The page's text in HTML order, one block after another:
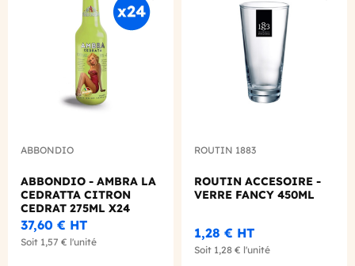
Add to wishlist
ABBONDIO
ABBONDIO - AMBRA LA
CEDRATTA CITRON
CEDRAT 275ML X24
37,60 € HT
Soit 1,57 € l'unité
ROUTIN 1883
ROUTIN ACCESOIRE -
VERRE FANCY 450ML
1,28 € HT
Soit 1,28 € l'unité